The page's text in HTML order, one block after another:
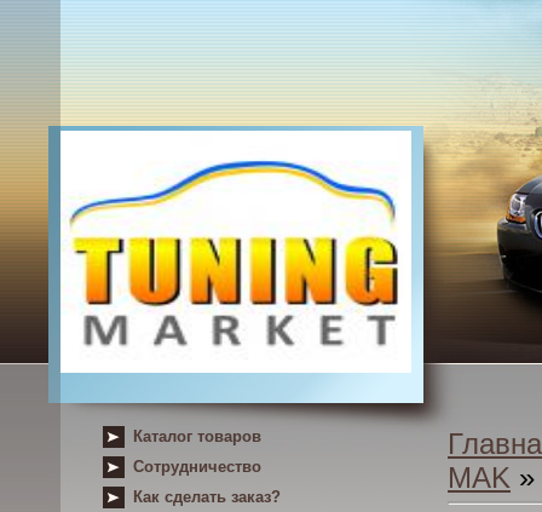
Каталог товаров
Сотрудничество
Как сделать заказ?
MAK »